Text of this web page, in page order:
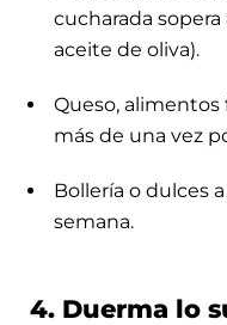
cucharada
aceite de oliva).
Queso, alimentos
más de una vez
Bollería o dulces
semana.
4. Duerma lo